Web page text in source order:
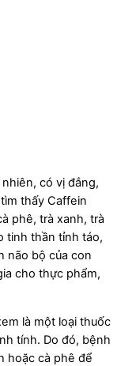
có vị đắng,
thấy Caffein
phê, trà xanh, trà
tinh thần tỉnh táo,
não bộ của con
cho thực phẩm,
là một loại thuốc
tính. Do đó, bệnh
hoặc cà phê để